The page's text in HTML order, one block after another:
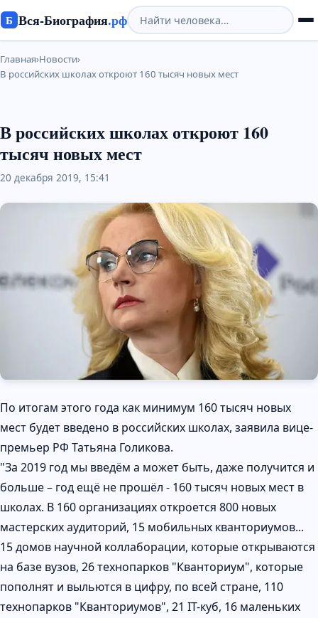
Б Вся-Биография.рф
Главная›Новости›
В российских школах откроют 160 тысяч новых мест
В российских школах откроют 160
тысяч новых мест
20 декабря 2019, 15:41
По итогам этого года как минимум 160 тысяч новых
мест будет введено в российских школах, заявила вице-
премьер РФ Татьяна Голикова.
"За 2019 год мы введём а может быть, даже получится и
больше – год ещё не прошёл - 160 тысяч новых мест в
школах. В 160 организациях откроется 800 новых
мастерских аудиторий, 15 мобильных кванториумов...
15 домов научной коллаборации, которые открываются
на базе вузов, 26 технопарков "Кванториум", которые
пополнят и выльются в цифру, по всей стране, 110
технопарков "Кванториумов", 21 IT-куб, 16 маленьких